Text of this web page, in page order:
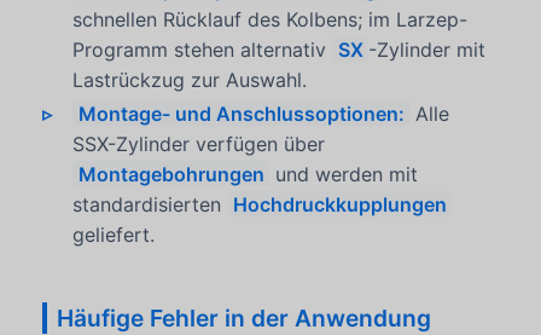
schnellen Rücklauf des Kolbens; im Larzep-
Programm stehen alternativ SX -Zylinder mit
Lastrückzug zur Auswahl.
Montage- und Anschlussoptionen: Alle
SSX-Zylinder verfügen über
Montagebohrungen und werden mit
standardisierten Hochdruckkupplungen
geliefert.
Häufige Fehler in der Anwendung